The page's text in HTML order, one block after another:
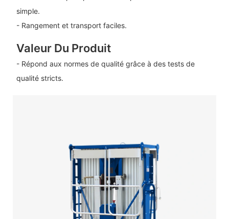
simple.
- Rangement et transport faciles.
Valeur Du Produit
- Répond aux normes de qualité grâce à des tests de
qualité stricts.